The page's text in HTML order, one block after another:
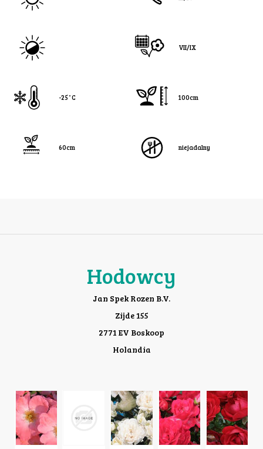
VII/IX
-25˚C 100cm
60cm niejadalny
Hodowcy
Jan Spek Rozen B.V.
Zijde 155
2771 EV Boskoop
Holandia